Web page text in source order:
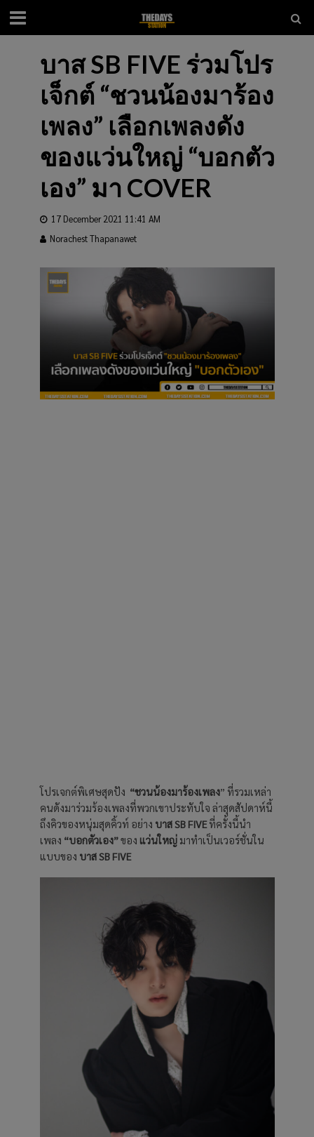
บาส SB FIVE ร่วมโปร
เจ็กต์ “ชวนน้องมาร้อง
เพลง” เลือกเพลงดัง
ของแว่นใหญ่ “บอกตัว
เอง” มา COVER
17 December 2021 11:41 AM
Norachest Thapanawet
โปรเจกต์พิเศษสุดปัง “ชวนน้องมาร้องเพลง” ที่รวมเหล่า
คนดังมาร่วมร้องเพลงที่พวกเขาประทับใจ ล่าสุดสัปดาห์นี้
ถึงคิวของหนุ่มสุดคิ้วท์ อย่าง บาส SB FIVEที่ครั้งนี้นำ
เพลง “บอกตัวเอง”ของ แว่นใหญ่ มาทำเป็นเวอร์ชั่นใน
แบบของ บาส SB FIVE